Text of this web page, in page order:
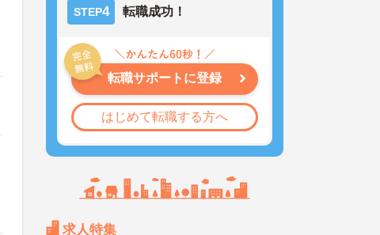
STEP4 転職成功！
転職サポートに登録
はじめて転職する方へ
求人特集